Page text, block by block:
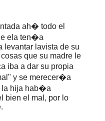
ah� todo el
ela ten�a
levantar lavista de su
que su madre le
iba a dar su propia
y se merecer�a
la hija hab�a
bien el mal, por lo